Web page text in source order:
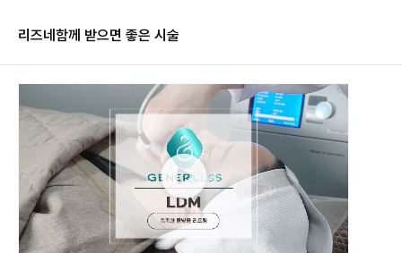
리즈네 함께 받으면 좋은 시술